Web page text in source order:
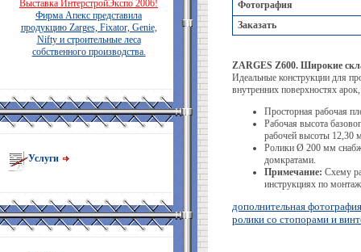
Выставка ИнтерстройЭкспо 2006!
Фирма Апекс представила
продукцию Zarges, Fixator, Genie,
Nifty и строительные леса
собственного производства.
Услуги
Фотография
Заказать
ZARGES Z600. Широкие
Идеальные конструкции для
внутренних поверхностях
Просторная рабочая
Рабочая высота
рабочей высоты 12,30
Ролики Ø 200 мм
домкратами.
Примечание: Схему
инструкциях по
дополнительная фотография
ролики со стопорами и